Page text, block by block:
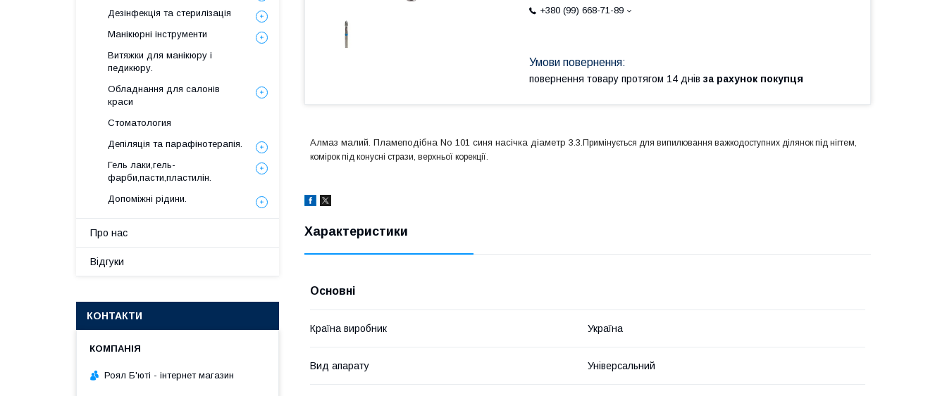
+380 (99) 668-71-89
повернення товару протягом 14 днів за рахунок покупця
Алмаз малий. Пламеподібна No 101 синя насічка діаметр 3.3.Примінується для випилювання важкодоступних ділянок під нігтем,
комірок під конусні стрази, верхньої корекції.
Характеристики
Основні
Країна виробник Україна
Вид апарату Універсальний
Дезінфекція та стерилізація
Манікюрні інструменти
Витяжки для манікюру і
педикюру.
Обладнання для салонів
краси
Стоматология
Депіляція та парафінотерапія.
Гель лаки,гель-
фарби,пасти,пластилін.
Допоміжні рідини.
Про нас
Відгуки
КОНТАКТИ
Роял Б'юті - інтернет магазин